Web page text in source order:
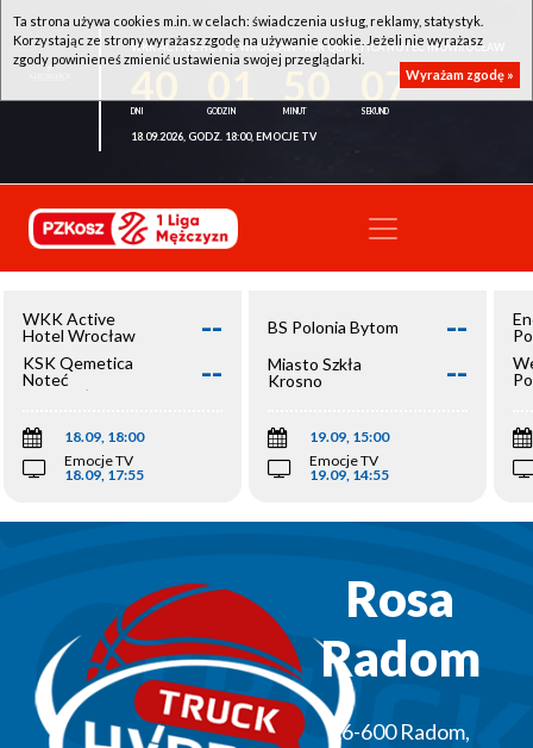
WKK ACTIVE HOTEL WROCŁAW - KSK QEMETICA NOTEĆ INOWROCŁAW
07
18.09.2026, GODZ. 18:00, EMOCJE TV
WKK Active
Hotel Wrocław
--
KSK Qemetica
Noteć
Inowrocław
--
18.09, 18:00
Emocje TV
18.09, 17:55
BS Polonia Bytom --
Miasto Szkła
Krosno
--
19.09, 15:00
Emocje TV
19.09, 14:55
Rosa
Radom
26-600 Radom,
Ta strona używa cookies m.in. w celach: świadczenia usług, reklamy, statystyk.
Korzystając ze strony wyrażasz zgodę na używanie cookie. Jeżeli nie wyrażasz
zgody powinieneś zmienić ustawienia swojej przeglądarki.
Wyrażam zgodę »